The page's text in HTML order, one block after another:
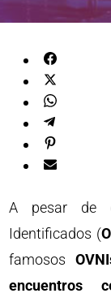
A pesar de
Identificados (
famosos
encuentros